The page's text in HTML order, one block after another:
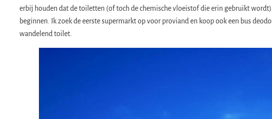
erbij houden dat de toiletten (of toch de chemische vloeistof die erin gebruikt
beginnen. Ik zoek de eerste supermarkt op voor proviand en koop ook een bus
wandelend toilet.